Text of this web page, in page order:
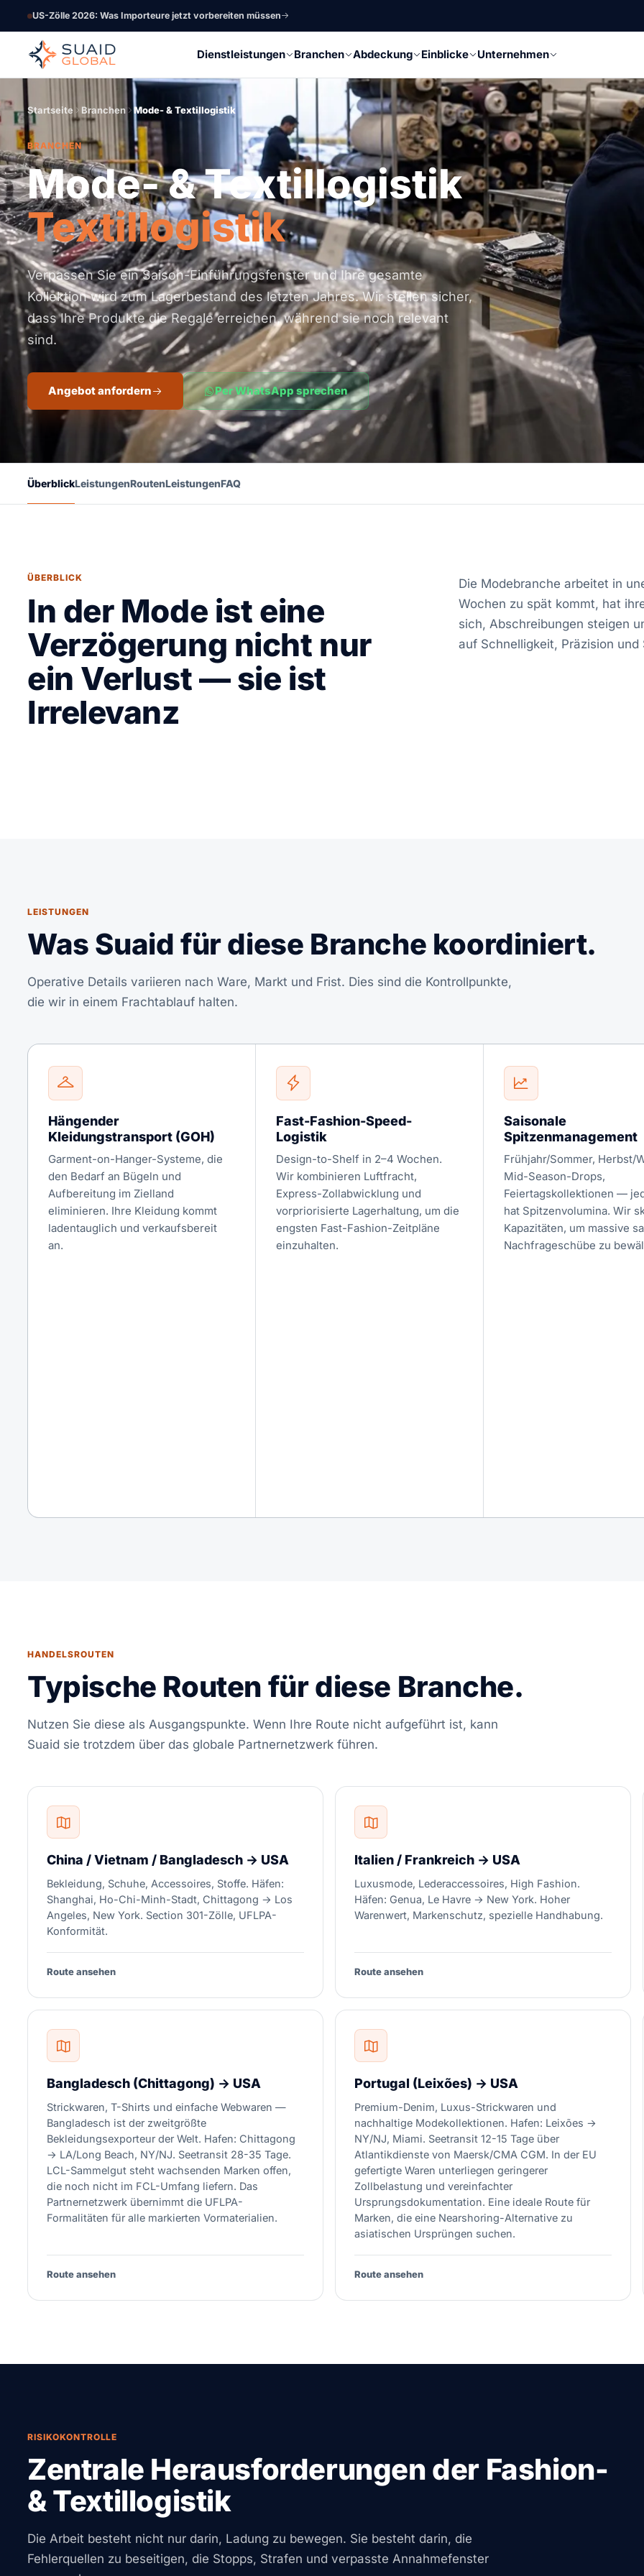
US-Zölle 2026: Was Importeure jetzt vorbereiten müssen
Dienstleistungen Branchen Abdeckung Einblicke Unternehmen
Startseite Branchen Mode- & Textillogistik
BRANCHEN
Mode- & Textillogistik
Textillogistik
Verpassen Sie ein Saison-Einführungsfenster und Ihre gesamte
Kollektion wird zum Lagerbestand des letzten Jahres. Wir stellen sicher,
dass Ihre Produkte die Regale erreichen, während sie noch relevant
sind.
Angebot anfordern Per WhatsApp sprechen
ÜberblickLeistungenRoutenLeistungenFAQ
ÜBERBLICK
In der Mode ist eine
Verzögerung nicht nur
ein Verlust — sie ist
Irrelevanz
Die Modebranche arbeitet in
Wochen zu spät kommt, hat
sich, Abschreibungen steigen
auf Schnelligkeit, Präzision
LEISTUNGEN
Was Suaid für diese Branche koordiniert.
Operative Details variieren nach Ware, Markt und Frist. Dies sind die Kontrollpunkte,
die wir in einem Frachtablauf halten.
Hängender
Kleidungstransport (GOH)
Garment-on-Hanger-Systeme, die
den Bedarf an Bügeln und
Aufbereitung im Zielland
eliminieren. Ihre Kleidung kommt
ladentauglich und verkaufsbereit
an.
Fast-Fashion-Speed-
Logistik
Design-to-Shelf in 2–4 Wochen.
Wir kombinieren Luftfracht,
Express-Zollabwicklung und
vorpriorisierte Lagerhaltung, um die
engsten Fast-Fashion-Zeitpläne
einzuhalten.
Saisonale
Spitzenmanagement
Frühjahr/Sommer, Herbst/
Mid-Season-Drops,
Feiertagskollektionen —
hat Spitzenvolumina. Wir
Kapazitäten, um massive
Nachfrageschübe zu
HANDELSROUTEN
Typische Routen für diese Branche.
Nutzen Sie diese als Ausgangspunkte. Wenn Ihre Route nicht aufgeführt ist, kann
Suaid sie trotzdem über das globale Partnernetzwerk führen.
China / Vietnam / Bangladesch → USA
Bekleidung, Schuhe, Accessoires, Stoffe. Häfen:
Shanghai, Ho-Chi-Minh-Stadt, Chittagong → Los
Angeles, New York. Section 301-Zölle, UFLPA-
Konformität.
Route ansehen
Italien / Frankreich → USA
Luxusmode, Lederaccessoires, High Fashion.
Häfen: Genua, Le Havre → New York. Hoher
Warenwert, Markenschutz, spezielle Handhabung.
Route ansehen
Bangladesch (Chittagong) → USA
Strickwaren, T-Shirts und einfache Webwaren —
Bangladesch ist der zweitgrößte
Bekleidungsexporteur der Welt. Hafen: Chittagong
→ LA/Long Beach, NY/NJ. Seetransit 28-35 Tage.
LCL-Sammelgut steht wachsenden Marken offen,
die noch nicht im FCL-Umfang liefern. Das
Partnernetzwerk übernimmt die UFLPA-
Formalitäten für alle markierten Vormaterialien.
Route ansehen
Portugal (Leixões) → USA
Premium-Denim, Luxus-Strickwaren und
nachhaltige Modekollektionen. Hafen: Leixões →
NY/NJ, Miami. Seetransit 12-15 Tage über
Atlantikdienste von Maersk/CMA CGM. In der EU
gefertigte Waren unterliegen geringerer
Zollbelastung und vereinfachter
Ursprungsdokumentation. Eine ideale Route für
Marken, die eine Nearshoring-Alternative zu
asiatischen Ursprüngen suchen.
Route ansehen
RISIKOKONTROLLE
Zentrale Herausforderungen der Fashion-
& Textillogistik
Die Arbeit besteht nicht nur darin, Ladung zu bewegen. Sie besteht darin, die
Fehlerquellen zu beseitigen, die Stopps, Strafen und verpasste Annahmefenster